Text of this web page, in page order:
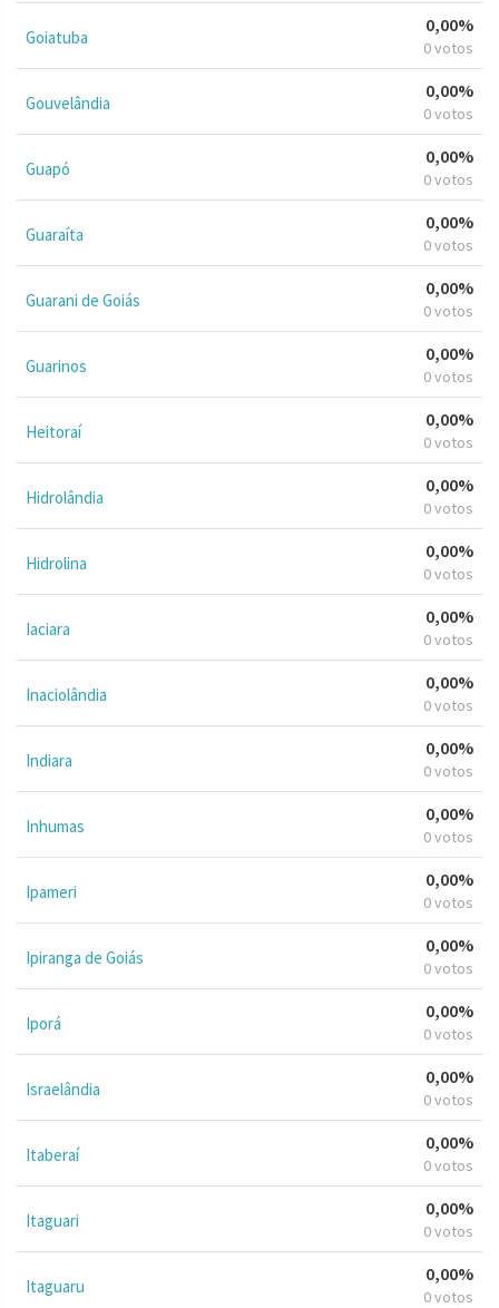
Goiatuba
0,00%
0 votos
Gouvelândia
0,00%
0 votos
Guapó
0,00%
0 votos
Guaraíta
0,00%
0 votos
Guarani de Goiás
0,00%
0 votos
Guarinos
0,00%
0 votos
Heitoraí
0,00%
0 votos
Hidrolândia
0,00%
0 votos
Hidrolina
0,00%
0 votos
Iaciara
0,00%
0 votos
Inaciolândia
0,00%
0 votos
Indiara
0,00%
0 votos
Inhumas
0,00%
0 votos
Ipameri
0,00%
0 votos
Ipiranga de Goiás
0,00%
0 votos
Iporá
0,00%
0 votos
Israelândia
0,00%
0 votos
Itaberaí
0,00%
0 votos
Itaguari
0,00%
0 votos
Itaguaru
0,00%
0 votos